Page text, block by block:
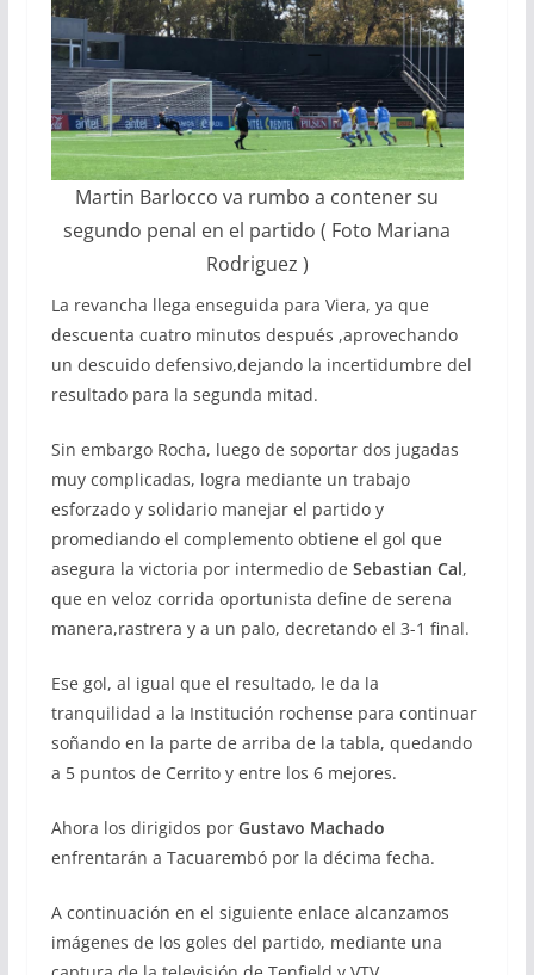
Martin Barlocco va rumbo a contener su
segundo penal en el partido ( Foto Mariana
Rodriguez )
La revancha llega enseguida para Viera, ya que
descuenta cuatro minutos después ,aprovechando
un descuido defensivo,dejando la incertidumbre del
resultado para la segunda mitad.
Sin embargo Rocha, luego de soportar dos jugadas
muy complicadas, logra mediante un trabajo
esforzado y solidario manejar el partido y
promediando el complemento obtiene el gol que
asegura la victoria por intermedio de Sebastian Cal,
que en veloz corrida oportunista define de serena
manera,rastrera y a un palo, decretando el 3-1 final.
Ese gol, al igual que el resultado, le da la
tranquilidad a la Institución rochense para continuar
soñando en la parte de arriba de la tabla, quedando
a 5 puntos de Cerrito y entre los 6 mejores.
Ahora los dirigidos por Gustavo Machado
enfrentarán a Tacuarembó por la décima fecha.
A continuación en el siguiente enlace alcanzamos
imágenes de los goles del partido, mediante una